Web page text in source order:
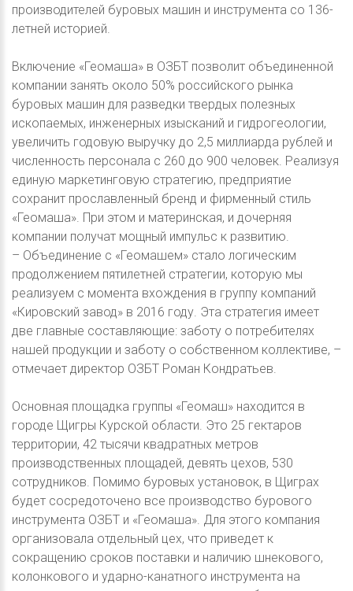
производителей буровых машин и инструмента со 136-
летней историей.
Включение «Геомаша» в ОЗБТ позволит объединенной
компании занять около 50% российского рынка
буровых машин для разведки твердых полезных
ископаемых, инженерных изысканий и гидрогеологии,
увеличить годовую выручку до 2,5 миллиарда рублей и
численность персонала с 260 до 900 человек. Реализуя
единую маркетинговую стратегию, предприятие
сохранит прославленный бренд и фирменный стиль
«Геомаша». При этом и материнская, и дочерняя
компании получат мощный импульс к развитию.
– Объединение с «Геомашем» стало логическим
продолжением пятилетней стратегии, которую мы
реализуем с момента вхождения в группу компаний
«Кировский завод» в 2016 году. Эта стратегия имеет
две главные составляющие: заботу о потребителях
нашей продукции и заботу о собственном коллективе, –
отмечает директор ОЗБТ Роман Кондратьев.
Основная площадка группы «Геомаш» находится в
городе Щигры Курской области. Это 25 гектаров
территории, 42 тысячи квадратных метров
производственных площадей, девять цехов, 530
сотрудников. Помимо буровых установок, в Щиграх
будет сосредоточено все производство бурового
инструмента ОЗБТ и «Геомаша». Для этого компания
организовала отдельный цех, что приведет к
сокращению сроков поставки и наличию шнекового,
колонкового и ударно-канатного инструмента на